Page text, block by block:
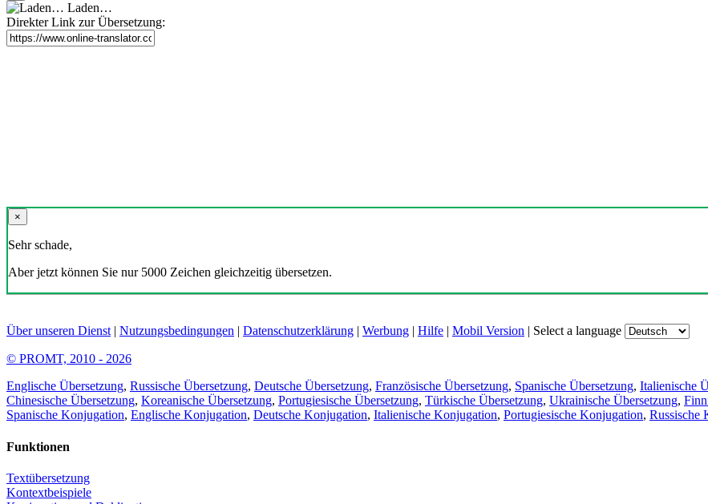
Laden…
Direkter Link zur Übersetzung:
×
Sehr schade,
Aber jetzt können Sie nur 5000 Zeichen gleichzeitig übersetzen.
Über unseren Dienst| Nutzungsbedingungen | Datenschutzerklärung | Werbung | Hilfe | Mobil Version | Select a language
© PROMT, 2010 - 2026
Englische Übersetzung, Russische Übersetzung, Deutsche Übersetzung, Französische Übersetzung, Spanische Übersetzung, Italienische
Chinesische Übersetzung, Koreanische Übersetzung, Portugiesische Übersetzung, Türkische Übersetzung, Ukrainische Übersetzung,
Spanische Konjugation, Englische Konjugation, Deutsche Konjugation, Italienische Konjugation, Portugiesische Konjugation, Russische
Funktionen
Textübersetzung
Kontextbeispiele